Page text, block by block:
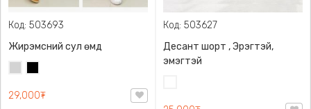
Код: 503693
Жирэмсний сул өмд
29,000₮
Код: 503627
Десант шорт , Эрэгтэй,
эмэгтэй